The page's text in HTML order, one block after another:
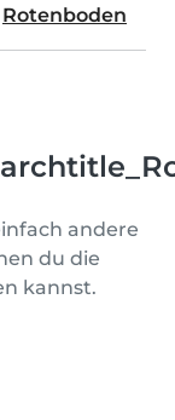
Rotenboden
andere
du die
kannst.